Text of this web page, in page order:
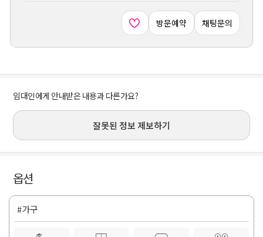
방문예약 채팅문의
임대인에게 안내받은 내용과 다른가요?
잘못된 정보 제보하기
옵션
#가구